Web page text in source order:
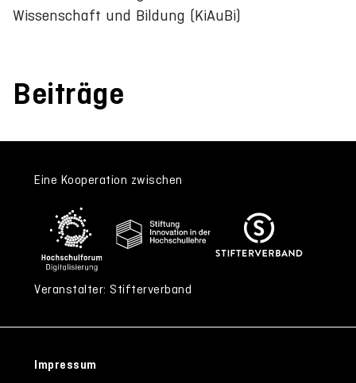
Wissenschaft und Bildung (KiAuBi)
Beiträge
Eine Kooperation zwischen
Veranstalter: Stifterverband
Impressum